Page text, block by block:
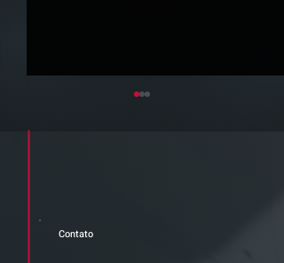
Newsletter Junho 2026 |
Contato